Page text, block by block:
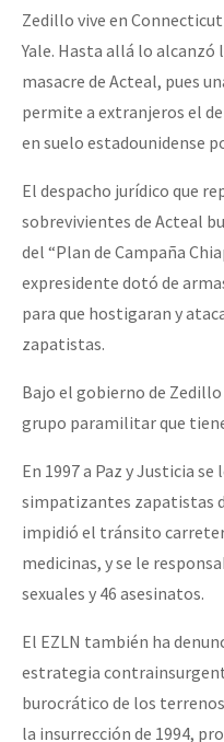
Zedillo vive en Connecticut
Yale. Hasta allá lo
masacre de Acteal, pues
permite a extranjeros el
en suelo estadounidense
El despacho jurídico que
sobrevivientes de Acteal
del “Plan de Campaña
expresidente dotó de
para que hostigaran y
zapatistas.
Bajo el gobierno de
grupo paramilitar que
En 1997 a Paz y Justicia
simpatizantes zapatistas
impidió el tránsito
medicinas, y se le
sexuales y 46 asesinatos.
El EZLN también ha
estrategia
burocrático de los
la insurrección de 1994,